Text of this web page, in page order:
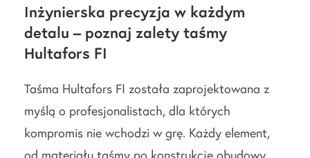
Inżynierska precyzja w każdym
detalu – poznaj zalety taśmy
Hultafors FI
Taśma Hultafors FI została zaprojektowana z
myślą o profesjonalistach, dla których
kompromis nie wchodzi w grę. Każdy element,
od materiału taśmy po konstrukcję obudowy,